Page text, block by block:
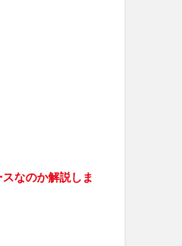
なのか解説しま